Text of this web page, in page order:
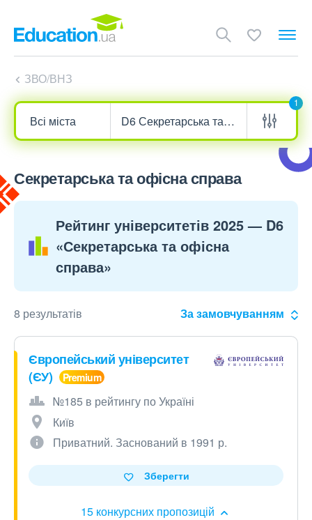
ЗВО/ВНЗ
1
Секретарська та офісна справа
Рейтинг університетів 2025 — D6
«Секретарська та офісна
справа»
8 результатів За замовчуванням
Європейський університет
(ЄУ)
№185 в рейтингу по Україні
Київ
Приватний. Заснований в 1991 р.
15 конкурсних пропозицій
Зберегти